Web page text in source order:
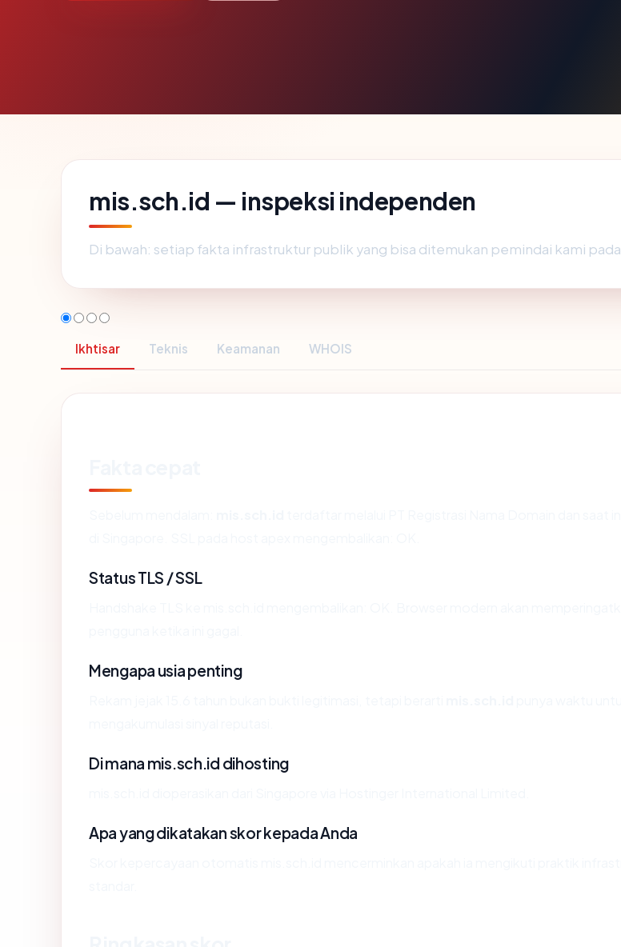
mis.sch.id — inspeksi independen
Di bawah: setiap fakta infrastruktur publik yang bisa ditemukan pemindai kami pada
Ikhtisar Teknis Keamanan WHOIS
Status TLS / SSL
Mengapa usia penting
Di mana mis.sch.id dihosting
Apa yang dikatakan skor kepada Anda